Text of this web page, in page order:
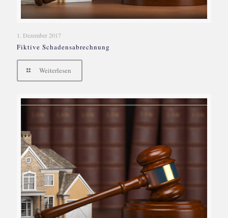
1. Dezember 2017
Fiktive Schadensabrechnung
Weiterlesen